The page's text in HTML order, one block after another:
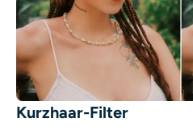
Kurzhaar-Filter